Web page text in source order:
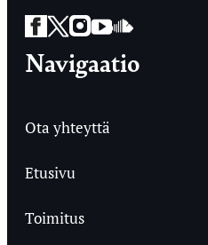
Facebook
Twitter
Instagram
YouTube
SoundCloud
Navigaatio
Ota yhteyttä
Etusivu
Toimitus